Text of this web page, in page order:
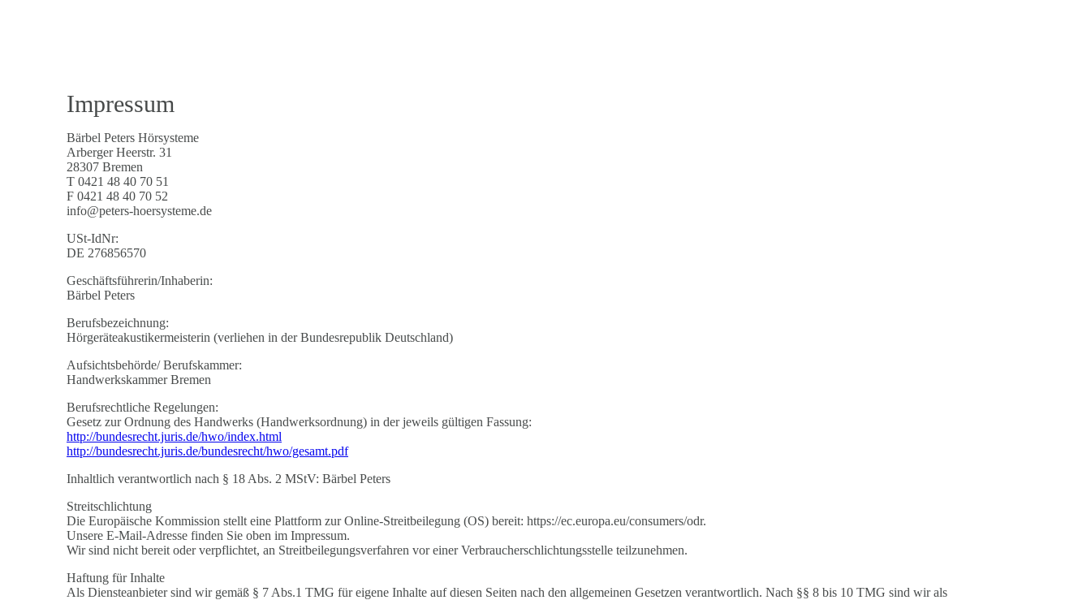
Impressum
Bärbel Peters Hörsysteme
Arberger Heerstr. 31
28307 Bremen
T 0421 48 40 70 51
F 0421 48 40 70 52
info@peters-hoersysteme.de
USt-IdNr:
DE 276856570
Geschäftsführerin/Inhaberin:
Bärbel Peters
Berufsbezeichnung:
Hörgeräteakustikermeisterin (verliehen in der Bundesrepublik Deutschland)
Aufsichtsbehörde/ Berufskammer:
Handwerkskammer Bremen
Berufsrechtliche Regelungen:
Gesetz zur Ordnung des Handwerks (Handwerksordnung) in der jeweils gültigen Fassung:
http://bundesrecht.juris.de/hwo/index.html
http://bundesrecht.juris.de/bundesrecht/hwo/gesamt.pdf
Inhaltlich verantwortlich nach § 18 Abs. 2 MStV: Bärbel Peters
Streitschlichtung
Die Europäische Kommission stellt eine Plattform zur Online-Streitbeilegung (OS) bereit: https://ec.europa.eu/consumers/odr.
Unsere E-Mail-Adresse finden Sie oben im Impressum.
Wir sind nicht bereit oder verpflichtet, an Streitbeilegungsverfahren vor einer Verbraucherschlichtungsstelle teilzunehmen.
Haftung für Inhalte
Als Diensteanbieter sind wir gemäß § 7 Abs.1 TMG für eigene Inhalte auf diesen Seiten nach den allgemeinen Gesetzen verantwortlich. Nach §§ 8 bis 10 TMG sind wir als